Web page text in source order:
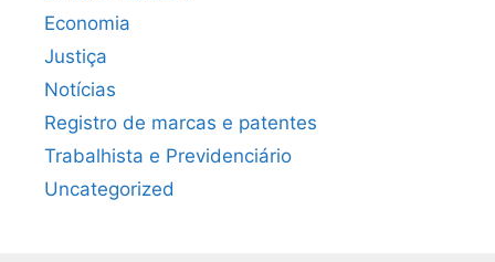
Economia
Justiça
Notícias
Registro de marcas e patentes
Trabalhista e Previdenciário
Uncategorized